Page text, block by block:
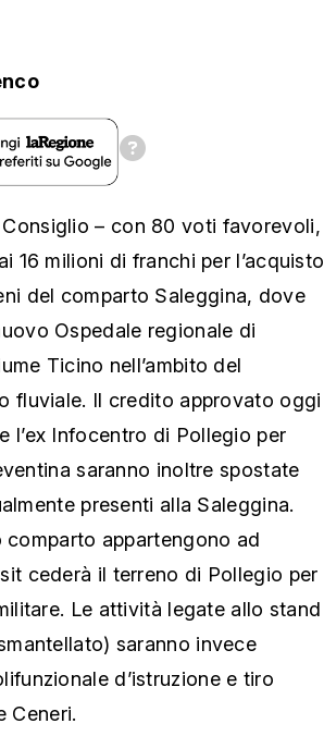
– con 80 voti favorevoli,
16 milioni di franchi per l’acquisto
del comparto Saleggina, dove
Ospedale regionale di
Ticino nell’ambito del
fluviale. Il credito approvato oggi
l’ex Infocentro di Pollegio per
saranno inoltre spostate
presenti alla Saleggina.
comparto appartengono ad
cederà il terreno di Pollegio per
Le attività legate allo stand
saranno invece
d’istruzione e tiro
Ceneri.